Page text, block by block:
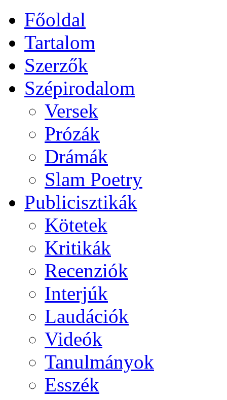
Főoldal
Tartalom
Szerzők
Szépirodalom
Versek
Prózák
Drámák
Slam Poetry
Publicisztikák
Kötetek
Kritikák
Recenziók
Interjúk
Laudációk
Videók
Tanulmányok
Esszék